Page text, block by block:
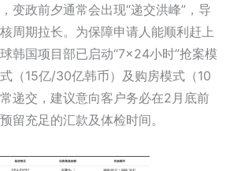
变政前夕通常会出现“递交洪峰”，导
周期拉长。为保障申请人能顺利赶上
韩国项目部已启动“7×24小时”抢案模
（15亿/30亿韩币）及购房模式（10
递交，建议意向客户务必在2月底前
留充足的汇款及体检时间。